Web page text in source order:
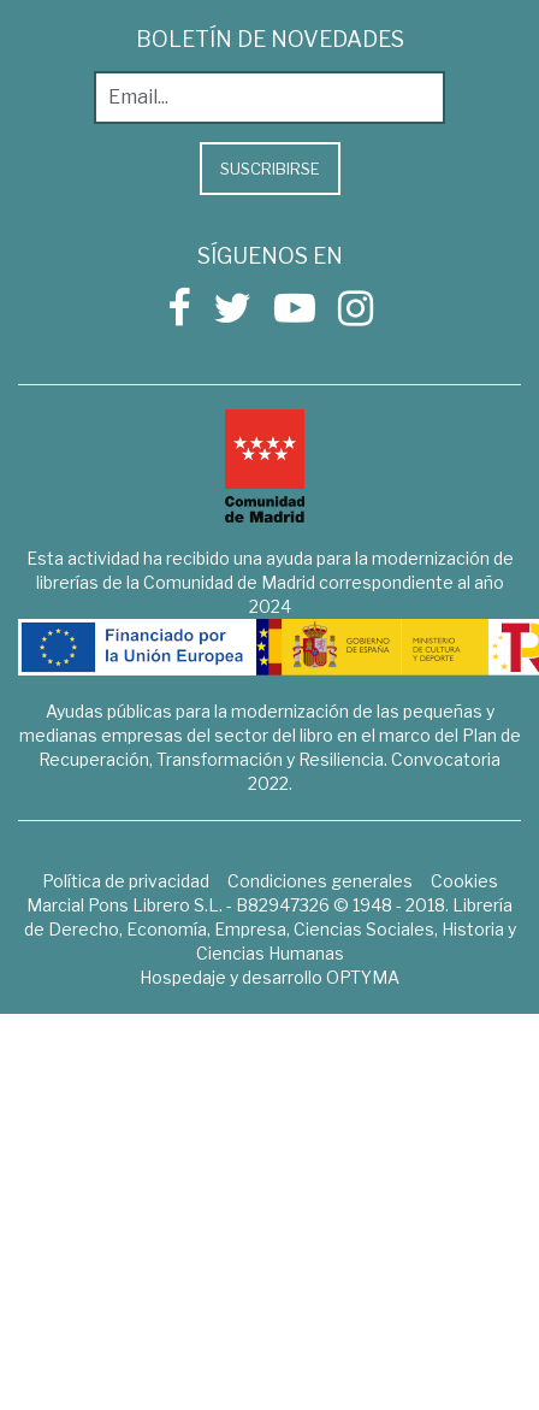
BOLETÍN DE NOVEDADES
SUSCRIBIRSE
SÍGUENOS EN
Esta actividad ha recibido una ayuda para la modernización de
librerías de la Comunidad de Madrid correspondiente al año
2024
Ayudas públicas para la modernización de las pequeñas y
medianas empresas del sector del libro en el marco del Plan de
Recuperación, Transformación y Resiliencia. Convocatoria
2022.
Política de privacidad Condiciones generales
Cookies
Marcial Pons Librero S.L. - B82947326 © 1948 - 2018. Librería
de Derecho, Economía, Empresa, Ciencias Sociales, Historia y
Ciencias Humanas
Hospedaje y desarrollo OPTYMA